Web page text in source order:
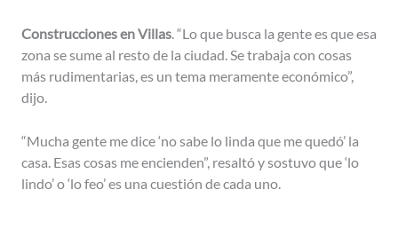
Construcciones en Villas. “Lo que busca la gente es que esa
zona se sume al resto de la ciudad. Se trabaja con cosas
más rudimentarias, es un tema meramente económico”,
dijo.
“Mucha gente me dice ‘no sabe lo linda que me quedó’ la
casa. Esas cosas me encienden”, resaltó y sostuvo que ‘lo
lindo’ o ‘lo feo’ es una cuestión de cada uno.